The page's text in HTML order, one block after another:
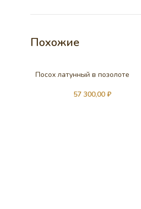
Похожие
Посох латунный в позолоте
57 300,00 ₽